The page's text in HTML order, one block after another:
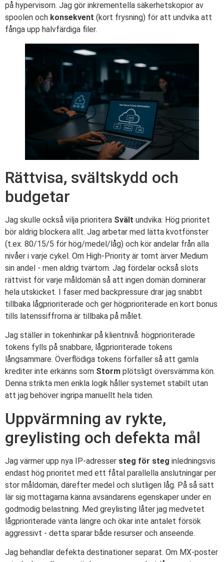
på hypervisorn. Jag gör inkrementella säkerhetskopior av
spoolen och konsekvent (kort frysning) för att undvika att
fånga upp halvfärdiga filer.
Rättvisa, svältskydd och
budgetar
Jag skulle också vilja prioritera Svält undvika: Hög prioritet
bör aldrig blockera allt. Jag arbetar med lätta kvotfönster
(t.ex. 80/15/5 för hög/medel/låg) och kör andelar från alla
nivåer i varje cykel. Om High-Priority är tomt ärver Medium
sin andel - men aldrig tvärtom. Jag fördelar också slots
rättvist för varje måldomän så att ingen domän dominerar
hela utskicket. I faser med backpressure drar jag snabbt
tillbaka lågprioriterade och ger högprioriterade en kort bonus
tills latenssiffrorna är tillbaka på målet.
Jag ställer in tokenhinkar på klientnivå: högprioriterade
tokens fylls på snabbare, lågprioriterade tokens
långsammare. Överflödiga tokens förfaller så att gamla
krediter inte erkänns som Storm plötsligt översvämma kön.
Denna strikta men enkla logik håller systemet stabilt utan
att jag behöver ingripa manuellt hela tiden.
Uppvärmning av rykte,
greylisting och defekta mål
Jag värmer upp nya IP-adresser steg för steg inledningsvis
endast hög prioritet med ett fåtal parallella anslutningar per
stor måldomän, därefter medel och slutligen låg. På så sätt
lär sig mottagarna känna avsändarens egenskaper under en
godmodig belastning. Med greylisting låter jag medvetet
lågprioriterade vänta längre och ökar inte antalet försök
aggressivt - detta sparar både resurser och anseende.
Jag behandlar defekta destinationer separat. Om MX-poster